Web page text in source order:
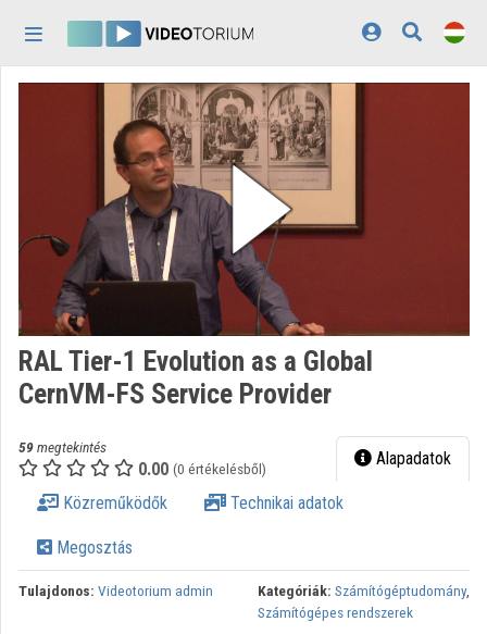
Bejelentkezés
Kategóriák
Lejátszási listák
Intézmények
Közreműködők
RAL Tier-1 Evolution as a Global
CernVM-FS Service Provider
59megtekintés
0.00 (0 értékelésből) Alapadatok
Közreműködők Technikai adatok
Megosztás
Tulajdonos: Videotorium admin Kategóriák: Számítógéptudomány,
Számítógépes rendszerek